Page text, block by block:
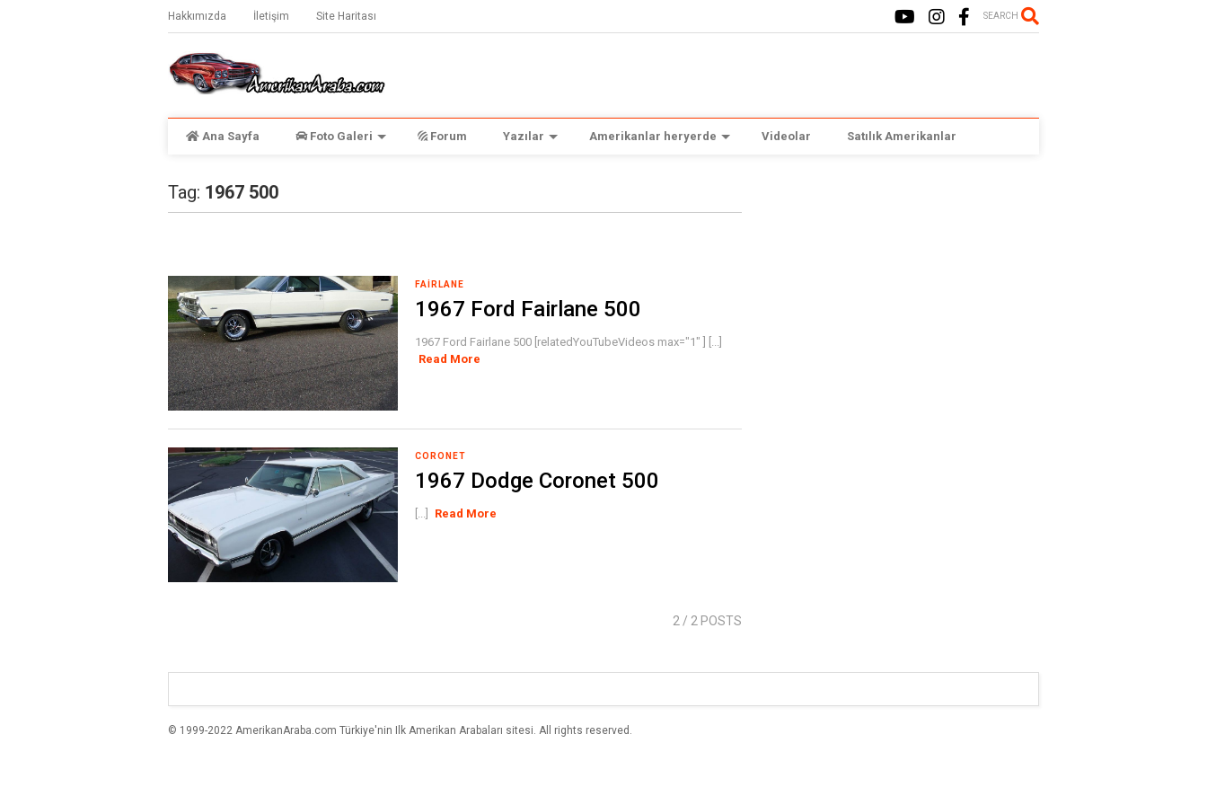
Hakkımızda İletişim Site Haritası SEARCH
Ana Sayfa Foto Galeri Forum Yazılar Amerikanlar heryerde Videolar Satılık Amerikanlar
Tag: 1967 500
FAIRLANE
1967 Ford Fairlane 500
1967 Ford Fairlane 500 [relatedYouTubeVideos max="1" ] [...]
Read More
CORONET
1967 Dodge Coronet 500
[...] Read More
2 / 2 POSTS
© 1999-2022 AmerikanAraba.com Türkiye'nin Ilk Amerikan Arabaları sitesi. All rights reserved.